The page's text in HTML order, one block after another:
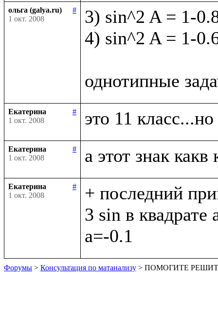
ольга (galya.ru)
#
1 окт. 2008
3) sin^2 A = 1-
4) sin^2 A = 1-
Екатерина
#
1 окт. 2008
Екатерина
#
1 окт. 2008
Екатерина
#
1 окт. 2008
+ последний
3 sin в квадрате
Форумы > Консультация по матанализу > ПОМОГИТЕ